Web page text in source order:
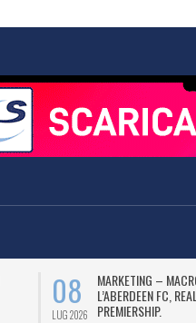
08
LUG 2026
MARKETING –
L’ABERDEEN FC,
PREMIERSHIP.